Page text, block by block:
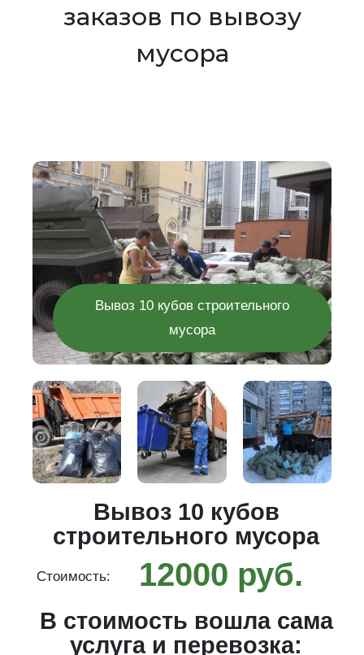
заказов по вывозу
мусора
Вывоз 10 кубов строительного
мусора
Вывоз 10 кубов
строительного мусора
Стоимость: 12000 руб.
В стоимость вошла сама
услуга и перевозка: